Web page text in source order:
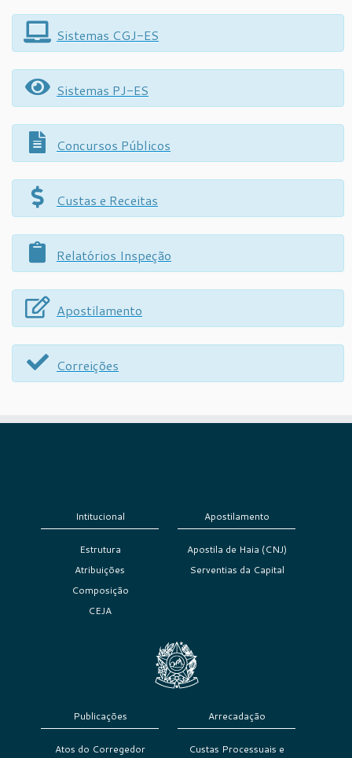
Sistemas CGJ-ES
Sistemas PJ-ES
Concursos Públicos
Custas e Receitas
Relatórios Inspeção
Apostilamento
Correições
Intitucional
Estrutura
Atribuições
Composição
CEJA
Apostilamento
Apostila de Haia (CNJ)
Serventias da Capital
Publicações
Atos do Corregedor
Arrecadação
Custas Processuais e